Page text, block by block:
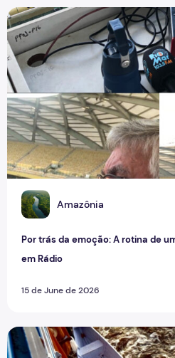
A Amazônia
Por trás da emoção: A rotina de
em Rádio
15 de June de 2026
Por trás da emoção: A rotina
Mercado das Água